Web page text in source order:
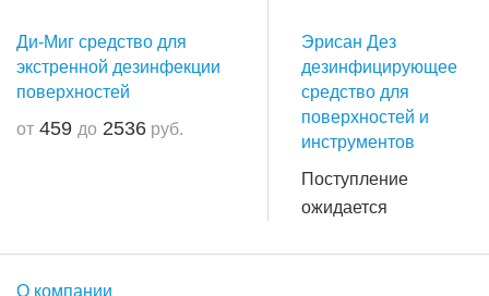
Ди-Миг средство для
экстренной дезинфекции
поверхностей
от 459 до 2536 руб.
Эрисан Дез
дезинфицирующее
средство для
поверхностей и
инструментов
Поступление
ожидается
О компании